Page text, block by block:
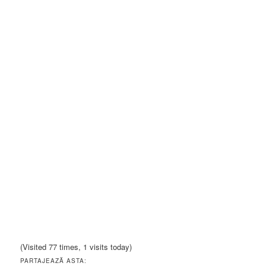
(Visited 77 times, 1 visits today)
PARTAJEAZĂ ASTA: